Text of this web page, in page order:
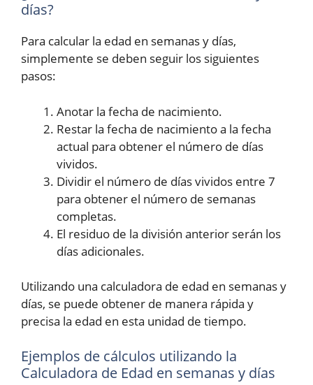
días?
Para calcular la edad en semanas y días,
simplemente se deben seguir los siguientes
pasos:
Anotar la fecha de nacimiento.
Restar la fecha de nacimiento a la fecha
actual para obtener el número de días
vividos.
Dividir el número de días vividos entre 7
para obtener el número de semanas
completas.
El residuo de la división anterior serán los
días adicionales.
Utilizando una calculadora de edad en semanas y
días, se puede obtener de manera rápida y
precisa la edad en esta unidad de tiempo.
Ejemplos de cálculos utilizando la
Calculadora de Edad en semanas y días